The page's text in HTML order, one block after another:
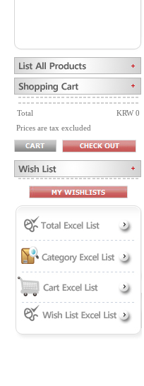
Total
KRW 0
Prices are tax excluded